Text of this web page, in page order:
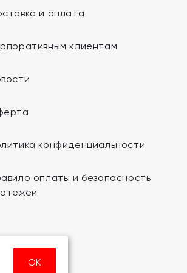
и оплата
клиентам
конфиденциальности
оплаты и безопасность
ОК